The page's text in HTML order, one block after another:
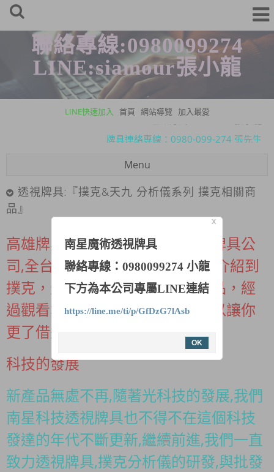
聯絡專線:0980099274
LINE:siamour張小龍
LINE快速加入 首頁 網站導覽 加入最愛
Line聯絡方式：siamour 張小龍
牌具連絡專線：0980-099-274 張先生
Menu
透視牌具:『撲克&天九 分析儀系列 撲克相關商
品』
高雄牌具，透視牌具，南星科技牌具公
司,全台最大牌具經銷商，本篇幅介紹到
撲克，天九，牌九分析儀相關產品，經
過觀看本公司產品內容介紹，可以讓你
更了借透視牌具的相關手機應用
科技的發展
新產品無處不再,隨著光科技的發展,我們
南星科技透視牌具也不得不在這個科技
發達的年代不斷更新,繼續前進,我們一直
致力透視牌具,撲克分析儀的研發,與批發
X
南星魔術透視牌具
聯絡專線：0980099274 小龍
下方為本公司專屬LINE連結
https://line.me/ti/p/GfDzG7lAsb
OK